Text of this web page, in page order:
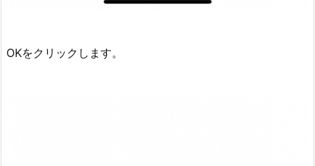
OKをクリックします。